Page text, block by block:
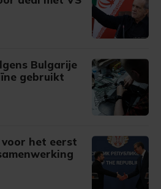
Bulgarije
gebruikt
voor het eerst